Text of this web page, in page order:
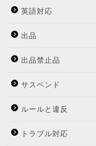
英語対応
出品
出品禁止品
サスペンド
ルールと違反
トラブル対応